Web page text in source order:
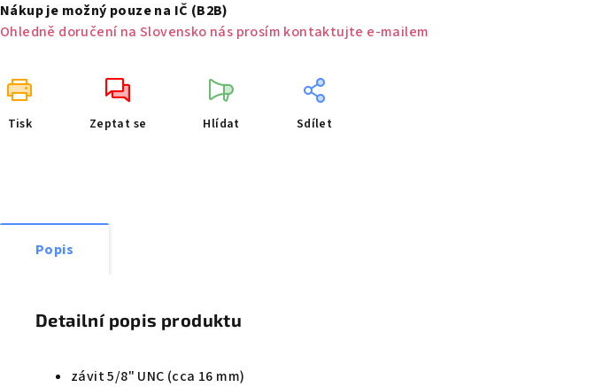
Nákup je možný pouze na IČ (B2B)
Ohledně doručení na Slovensko nás prosím kontaktujte e-mailem
Tisk Zeptat se Hlídat Sdílet
Popis
Detailní popis produktu
závit 5/8" UNC (cca 16 mm)